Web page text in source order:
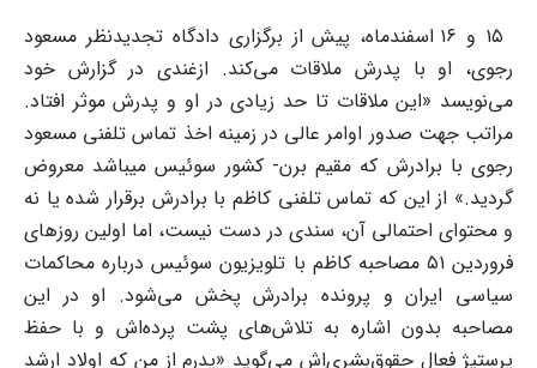
۱۵ و ۱۶ اسفندماه، پیش از برگزاری دادگاه تجدیدنظر مسعود
رجوی، او با پدرش ملاقات می‌کند. ازغندی در گزارش خود
می‌نویسد «این ملاقات تا حد زیادی در او و پدرش موثر افتاد.
مراتب جهت صدور اوامر عالی در زمینه اخذ تماس تلفنی مسعود
رجوی با برادرش که مقیم برن- کشور سوئیس میباشد معروض
گردید.» از این که تماس تلفنی کاظم با برادرش برقرار شده یا نه
و محتوای احتمالی آن، سندی در دست نیست، اما اولین روزهای
فروردین ۵۱ مصاحبه کاظم با تلویزیون سوئیس درباره محاکمات
سیاسی ایران و پرونده برادرش پخش می‌شود. او در این
مصاحبه بدون اشاره به تلاش‌های پشت پرده‌اش و با حفظ
پرستیژ فعال حقوق‌بشری‌اش می‌گوید «پدرم از من که اولاد ارشد